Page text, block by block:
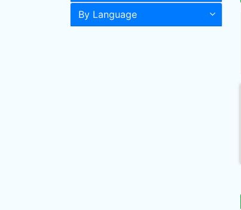
By Language